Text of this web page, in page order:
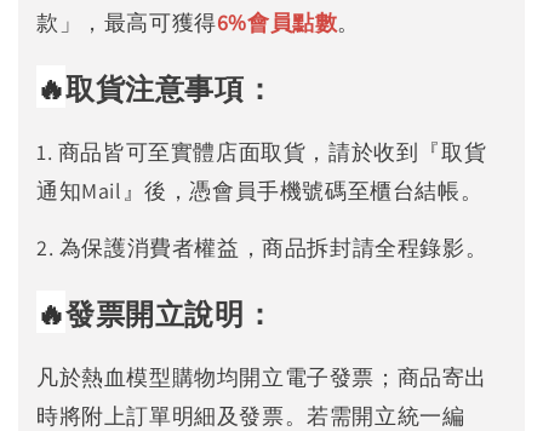
款」，最高可獲得6%會員點數。
🔥取貨注意事項：
1. 商品皆可至實體店面取貨，請於收到『取貨
通知Mail』後，憑會員手機號碼至櫃台結帳。
2. 為保護消費者權益，商品拆封請全程錄影。
🔥發票開立說明：
凡於熱血模型購物均開立電子發票；商品寄出
時將附上訂單明細及發票。若需開立統一編